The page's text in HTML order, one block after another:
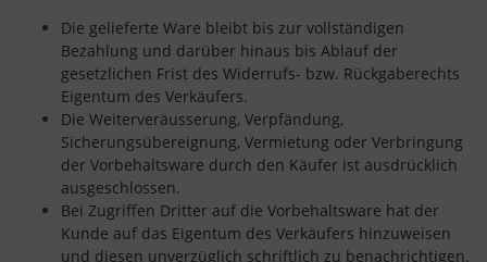
Die gelieferte Ware bleibt bis zur vollständigen
Bezahlung und darüber hinaus bis Ablauf der
gesetzlichen Frist des Widerrufs- bzw. Rückgaberechts
Eigentum des Verkäufers.
Die Weiterveräusserung, Verpfändung,
Sicherungsübereignung, Vermietung oder Verbringung
der Vorbehaltsware durch den Käufer ist ausdrücklich
ausgeschlossen.
Bei Zugriffen Dritter auf die Vorbehaltsware hat der
Kunde auf das Eigentum des Verkäufers hinzuweisen
und diesen unverzüglich schriftlich zu benachrichtigen.